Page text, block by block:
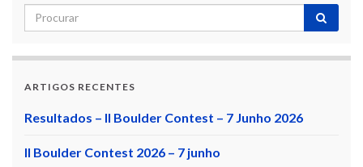
ARTIGOS RECENTES
Resultados – II Boulder Contest – 7 Junho 2026
II Boulder Contest 2026 – 7 junho